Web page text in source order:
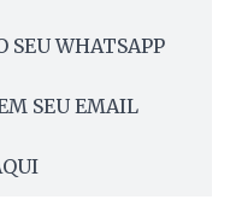
SEU WHATSAPP
SEU EMAIL